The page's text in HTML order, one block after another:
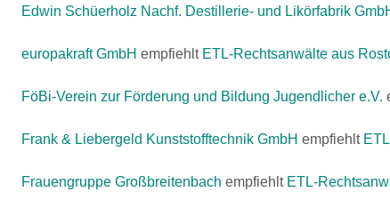
Edwin Schüerholz Nachf. Destillerie- und Likörfabrik
europakraft GmbH empfiehlt ETL-Rechtsanwälte aus
FöBi-Verein zur Förderung und Bildung Jugendlicher e.V.
Frank & Liebergeld Kunststofftechnik GmbH empfiehlt
Frauengruppe Großbreitenbach empfiehlt ETL-